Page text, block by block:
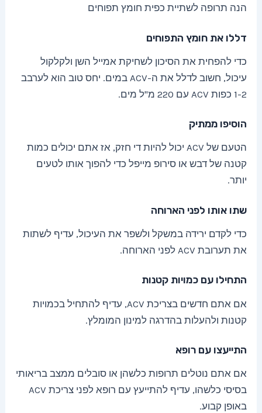
הנה תרופה לשתיית כפית חומץ תפוחים
דללו את חומץ התפוחים
כדי להפחית את הסיכון לשחיקת אמייל השן ולקלקול
עיכול, חשוב לדלל את ה-ACV במים. יחס טוב הוא לערבב
1-2 כפות ACV עם 220 מ"ל מים.
הוסיפו ממתיק
הטעם של ACV יכול להיות די חזק, אז אתם יכולים כמות
קטנה של דבש או סירופ מייפל כדי להפוך אותו לטעים
יותר.
שתו אותו לפני הארוחה
כדי לקדם ירידה במשקל ולשפר את העיכול, עדיף לשתות
את תערובת ACV לפני הארוחה.
התחילו עם כמויות קטנות
אם אתם חדשים בצריכת ACV, עדיף להתחיל בכמויות
קטנות ולהעלות בהדרגה למינון המומלץ.
התייעצו עם רופא
אם אתם נוטלים תרופות כלשהן או סובלים ממצב בריאותי
בסיסי כלשהו, עדיף להתייעץ עם רופא לפני צריכת ACV
באופן קבוע.